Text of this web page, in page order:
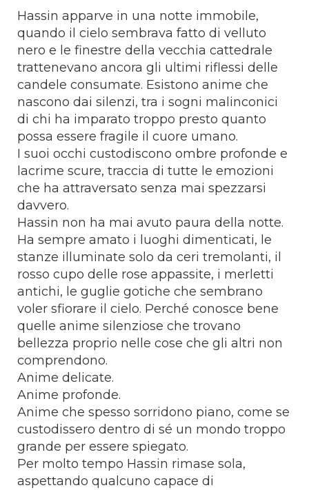
Hassin apparve in una notte immobile,
quando il cielo sembrava fatto di velluto
nero e le finestre della vecchia cattedrale
trattenevano ancora gli ultimi riflessi delle
candele consumate. Esistono anime che
nascono dai silenzi, tra i sogni malinconici
di chi ha imparato troppo presto quanto
possa essere fragile il cuore umano.
I suoi occhi custodiscono ombre profonde e
lacrime scure, traccia di tutte le emozioni
che ha attraversato senza mai spezzarsi
davvero.
Hassin non ha mai avuto paura della notte.
Ha sempre amato i luoghi dimenticati, le
stanze illuminate solo da ceri tremolanti, il
rosso cupo delle rose appassite, i merletti
antichi, le guglie gotiche che sembrano
voler sfiorare il cielo. Perché conosce bene
quelle anime silenziose che trovano
bellezza proprio nelle cose che gli altri non
comprendono.
Anime delicate.
Anime profonde.
Anime che spesso sorridono piano, come se
custodissero dentro di sé un mondo troppo
grande per essere spiegato.
Per molto tempo Hassin rimase sola,
aspettando qualcuno capace di